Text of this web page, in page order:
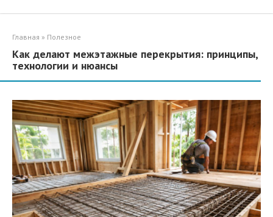
Главная » Полезное
Как делают межэтажные перекрытия: принципы,
технологии и нюансы